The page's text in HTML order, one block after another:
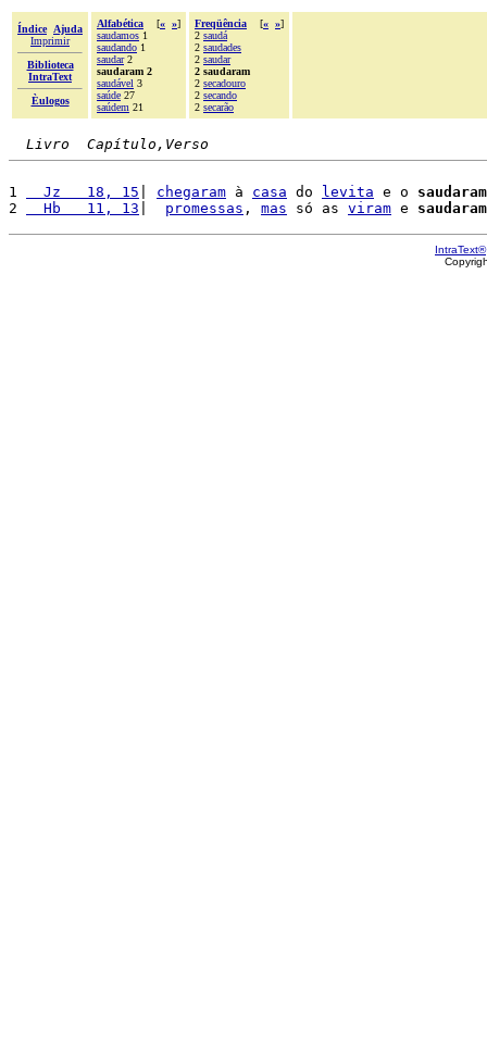
Índice
Ajuda
Imprimir
Biblioteca
IntraText
Èulogos
Alfabética [« »]
saudamos 1
saudando 1
saudar2
saudaram 2
saudável 3
saúde 27
saúdem 21
Freqüência [« »]
2 saudá
2 saudades
2 saudar
2 saudaram
2 secadouro
2 secando
2 secarão
Livro  Capítulo,Verso
1
  Jz   18, 15
chegaram à casa do levita e o saudaram
2
  Hb   11, 13
promessas , mas só as viram e saudaram
IntraText®